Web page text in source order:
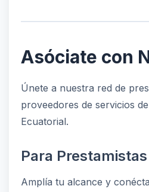
Asóciate con
Únete a nuestra red de
proveedores de servicios
Ecuatorial.
Para Prestamistas
Amplía tu alcance y